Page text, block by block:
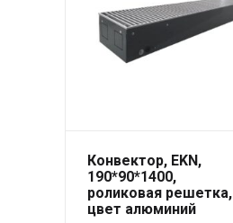
Конвектор, EKN,
190*90*1400,
роликовая решетка,
цвет алюминий